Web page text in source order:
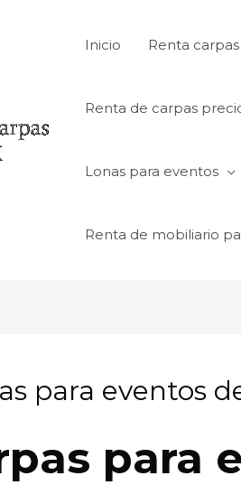
Inicio Renta carpas
Renta de carpas
Lonas para eventos
Renta de mobiliario
para eventos
para